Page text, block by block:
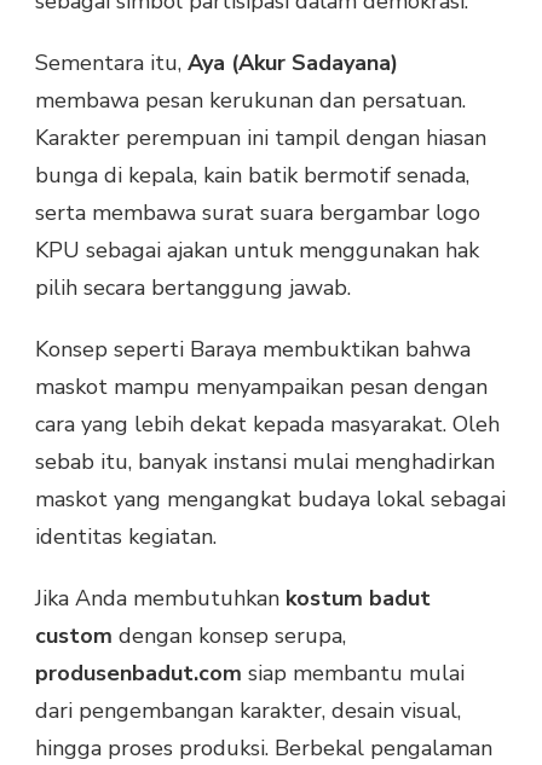
Sementara itu, Aya (Akur Sadayana)
membawa pesan kerukunan dan persatuan.
Karakter perempuan ini tampil dengan hiasan
bunga di kepala, kain batik bermotif senada,
serta membawa surat suara bergambar logo
KPU sebagai ajakan untuk menggunakan hak
pilih secara bertanggung jawab.
Konsep seperti Baraya membuktikan bahwa
maskot mampu menyampaikan pesan dengan
cara yang lebih dekat kepada masyarakat. Oleh
sebab itu, banyak instansi mulai menghadirkan
maskot yang mengangkat budaya lokal sebagai
identitas kegiatan.
Jika Anda membutuhkan kostum badut
custom dengan konsep serupa,
produsenbadut.com siap membantu mulai
dari pengembangan karakter, desain visual,
hingga proses produksi. Berbekal pengalaman